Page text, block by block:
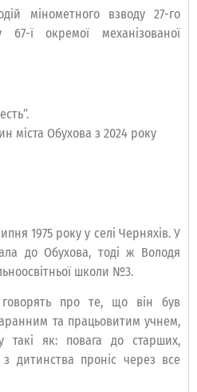
мінометного взводу 27-го
67-ї окремої механізованої
міста Обухова з 2024 року
1975 року у селі Черняхів. У
до Обухова, тоді ж Володя
школи №3.
говорять про те, що він був
та працьовитим учнем,
такі як: повага до старших,
з дитинства проніс через все